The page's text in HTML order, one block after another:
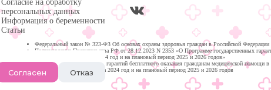
Согласен Отказ
Согласие на обработку
персональных данных
Информация о беременности
Статьи
Федеральный закон № 323-ФЗ Об основах охраны здоровья граждан в Российской Федерации
Постановление Правительства РФ от 28.12.2023 N 2353 «О Программе государственных
медицинской помощи на 2024 год и на плановый период 2025 и 2026 годов»
Программа государственных гарантий бесплатного оказания гражданам медицинской помощи в
Республике Башкортостан на 2024 год и на плановый период 2025 и 2026 годов